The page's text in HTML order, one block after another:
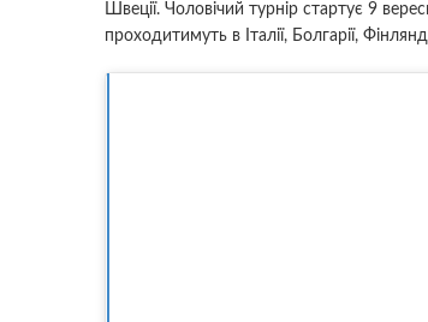
Швеції. Чоловічий турнір стартує 9
проходитимуть в Італії, Болгарії,